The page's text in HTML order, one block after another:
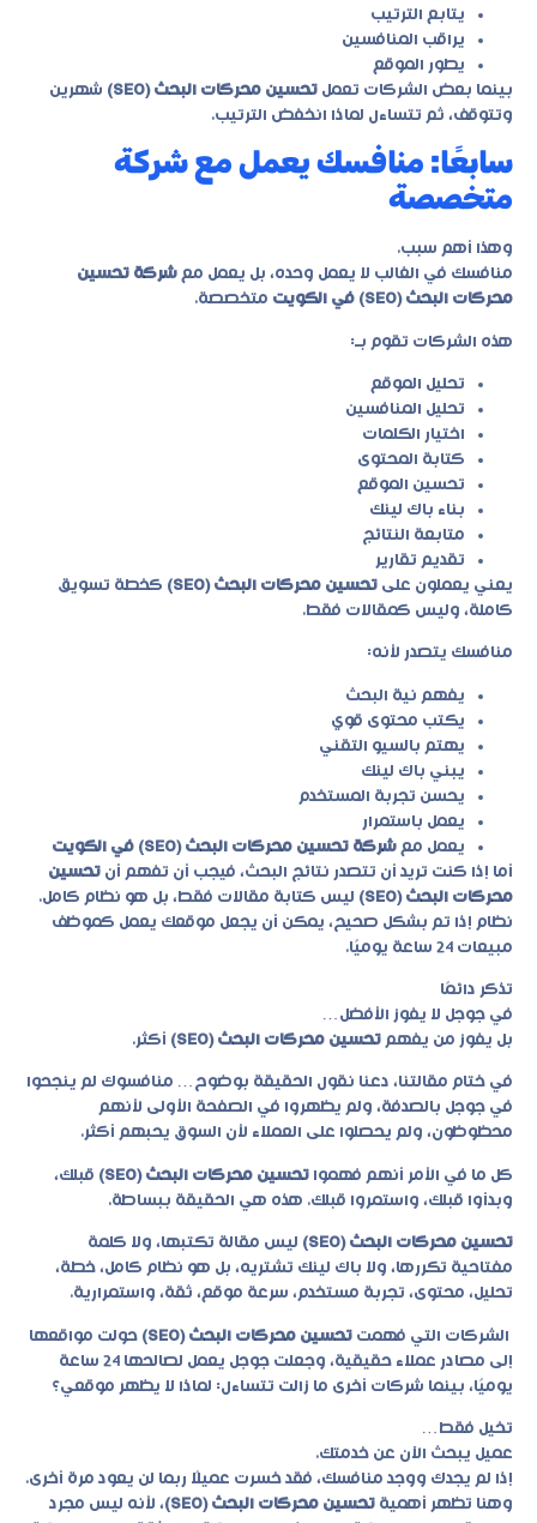
يتابع الترتيب
يراقب المنافسين
يطور الموقع
بينما بعض الشركات تعمل تحسين محركات البحث (SEO)
شهرين
وتتوقف، ثم تتساءل لماذا انخفض الترتيب.
سابعًا: منافسك يعمل مع شركة
متخصصة
وهذا أهم سبب.
منافسك في الغالب لا يعمل وحده، بل يعمل مع شركة تحسين
محركات البحث (SEO) في الكويت
متخصصة.
هذه الشركات تقوم بـ:
تحليل الموقع
تحليل المنافسين
اختيار الكلمات
كتابة المحتوى
تحسين الموقع
بناء باك لينك
متابعة النتائج
تقديم تقارير
يعني يعملون على تحسين محركات البحث (SEO)
كخطة تسويق
كاملة، وليس كمقالات فقط.
منافسك يتصدر لأنه:
يفهم نية البحث
يكتب محتوى قوي
يهتم بالسيو التقني
يبني باك لينك
يحسن تجربة المستخدم
يعمل باستمرار
يعمل مع شركة تحسين محركات البحث (SEO) في الكويت
أما إذا كنت تريد أن تتصدر نتائج البحث، فيجب أن تفهم أن تحسين
محركات البحث (SEO)
ليس كتابة مقالات فقط، بل هو نظام كامل.
نظام إذا تم بشكل صحيح، يمكن أن يجعل موقعك يعمل كموظف
مبيعات 24 ساعة يوميًا.
تذكر دائمًا
في جوجل لا يفوز الأفضل…
بل يفوز من يفهم تحسين محركات البحث (SEO) أكثر.
في ختام مقالتنا، دعنا نقول الحقيقة بوضوح… منافسوك لم ينجحوا
في جوجل بالصدفة، ولم يظهروا في الصفحة الأولى لأنهم
محظوظون، ولم يحصلوا على العملاء لأن السوق يحبهم أكثر.
كل ما في الأمر أنهم فهموا تحسين محركات البحث (SEO)
قبلك،
وبدأوا قبلك، واستمروا قبلك. هذه هي الحقيقة ببساطة.
تحسين محركات البحث (SEO)
ليس مقالة تكتبها، ولا كلمة
مفتاحية تكررها، ولا باك لينك تشتريه، بل هو نظام كامل، خطة،
تحليل، محتوى، تجربة مستخدم، سرعة موقع، ثقة، واستمرارية.
الشركات التي فهمت تحسين محركات البحث (SEO)
حولت مواقعها
إلى مصادر عملاء حقيقية، وجعلت جوجل يعمل لصالحها 24 ساعة
يوميًا، بينما شركات أخرى ما زالت تتساءل: لماذا لا يظهر موقعي؟
تخيل فقط…
عميل يبحث الآن عن خدمتك.
إذا لم يجدك ووجد منافسك، فقد خسرت عميلًا ربما لن يعود مرة أخرى.
وهنا تظهر أهمية تحسين محركات البحث (SEO)
، لأنه ليس مجرد